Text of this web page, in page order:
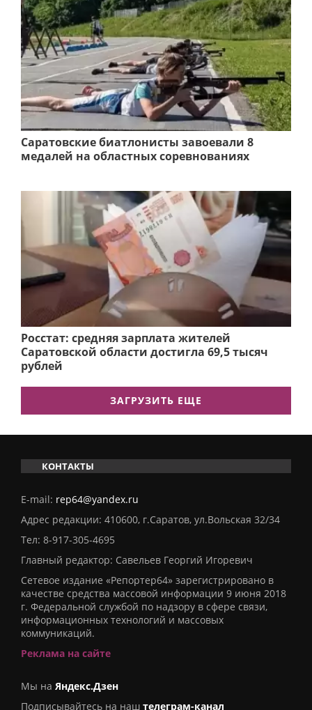
Саратовские биатлонисты завоевали 8
медалей на областных соревнованиях
Росстат: средняя зарплата жителей
Саратовской области достигла 69,5 тысяч
рублей
ЗАГРУЗИТЬ ЕЩЕ
КОНТАКТЫ
E-mail: rep64@yandex.ru
Адрес редакции: 410600, г.Саратов, ул.Вольская 32/34
Тел: 8-917-305-4695
Главный редактор: Савельев Георгий Игоревич
Сетевое издание «Репортер64» зарегистрировано в
качестве средства массовой информации 9 июня 2018
г. Федеральной службой по надзору в сфере связи,
информационных технологий и массовых
коммуникаций.
Реклама на сайте
Мы на Яндекс.Дзен
Подписывайтесь на наш телеграм-канал